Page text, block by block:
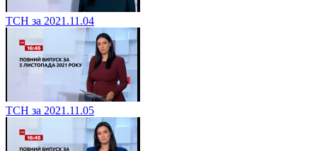
ТСН за 2021.11.04
ТСН за 2021.11.05